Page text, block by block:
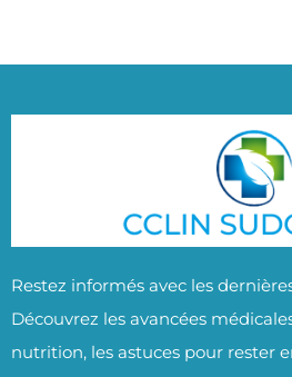
Restez informés avec les
Découvrez les avancées
nutrition, les astuces pour rester